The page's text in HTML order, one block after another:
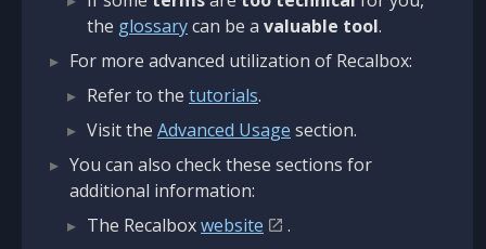
the glossarycan be a valuable tool.
For more advanced utilization of Recalbox:
Refer to the tutorials.
Visit the Advanced Usage section.
You can also check these sections for
additional information:
The Recalboxwebsite
.